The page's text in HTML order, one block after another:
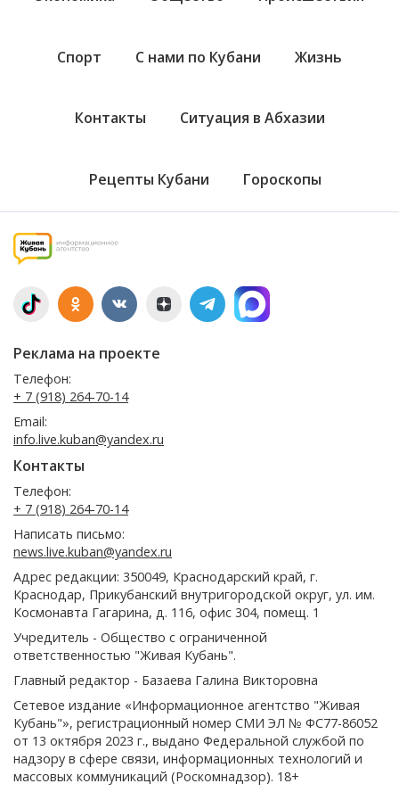
Спорт С нами по Кубани Жизнь
Контакты Ситуация в Абхазии
Рецепты Кубани Гороскопы
Реклама на проекте
Телефон:
+ 7 (918) 264-70-14
Email:
info.live.kuban@yandex.ru
Контакты
Телефон:
+ 7 (918) 264-70-14
Написать письмо:
news.live.kuban@yandex.ru
Адрес редакции: 350049, Краснодарский край, г.
Краснодар, Прикубанский внутригородской округ, ул. им.
Космонавта Гагарина, д. 116, офис 304, помещ. 1
Учредитель - Общество с ограниченной
ответственностью "Живая Кубань".
Главный редактор - Базаева Галина Викторовна
Сетевое издание «Информационное агентство "Живая
Кубань"», регистрационный номер СМИ ЭЛ № ФС77-86052
от 13 октября 2023 г., выдано Федеральной службой по
надзору в сфере связи, информационных технологий и
массовых коммуникаций (Роскомнадзор). 18+